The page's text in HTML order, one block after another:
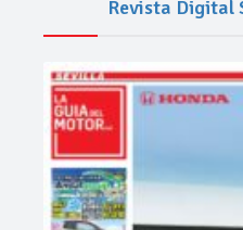
Revista Digital